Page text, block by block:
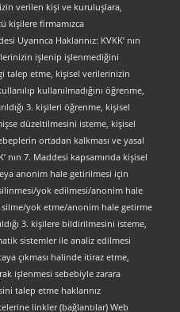
verilen kişi ve kuruluşlara,
kişilere firmamızca
Uyarınca Haklarınız: KVKK’ nın
işlenip işlenmediğini
talep etme, kişisel verilerinizin
kullanılmadığını öğrenme,
3. kişileri öğrenme, kişisel
düzeltilmesini isteme, kişisel
ortadan kalkması ve yasal
nın 7. Maddesi kapsamında kişisel
anonim hale getirilmesi için
yok edilmesi/anonim hale
yok etme/anonim hale getirme
3. kişilere bildirilmesini isteme,
sistemler ile analiz edilmesi
çıkması halinde itiraz etme,
işlenmesi sebebiyle zarara
talep etme haklarınız
linkler (bağlantılar) Web